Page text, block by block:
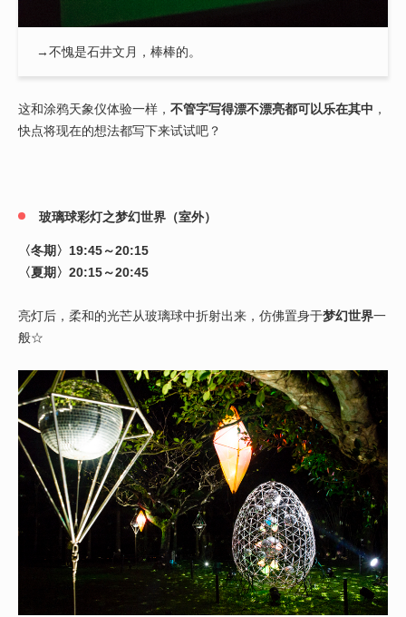
→不愧是石井文月，棒棒的。
这和涂鸦天象仪体验一样， 不管字写得漂不漂亮都可以乐在其中 ，
快点将现在的想法都写下来试试吧？
玻璃球彩灯之梦幻世界（室外）
〈冬期〉19:45～20:15
〈夏期〉20:15～20:45
亮灯后，柔和的光芒从玻璃球中折射出来，仿佛置身于梦幻世界一
般☆